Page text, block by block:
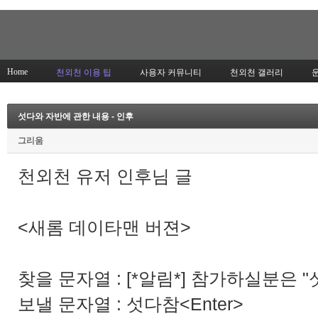
Home 천외천 이용 팁 사용자 커뮤니티 천외천 갤러리
섯다와 자반에 관한 내용 - 인후
그리움
천외천 유저 인후님 글
<새롬 데이타맨 버젼>
찾을 문자열 : [*알림*] 참가하실분은 "
보낼 문자열 : 섯다참<Enter>